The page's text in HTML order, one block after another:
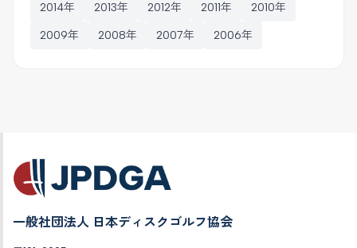
2014年 2013年 2012年 2011年 2010年
2009年 2008年 2007年 2006年
一般社団法人 日本ディスクゴルフ協会